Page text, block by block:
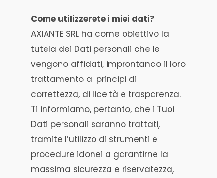
Come utilizzerete i miei dati?
AXIANTE SRL ha come obiettivo la
tutela dei Dati personali che le
vengono affidati, improntando il loro
trattamento ai principi di
correttezza, di liceità e trasparenza.
Ti informiamo, pertanto, che i Tuoi
Dati personali saranno trattati,
tramite l’utilizzo di strumenti e
procedure idonei a garantirne la
massima sicurezza e riservatezza,